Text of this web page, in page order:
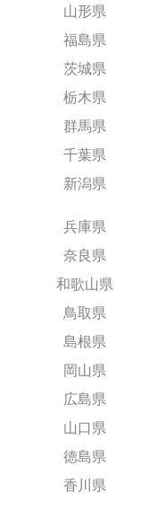
山形県
福島県
茨城県
栃木県
群馬県
千葉県
新潟県
兵庫県
奈良県
和歌山県
鳥取県
島根県
岡山県
広島県
山口県
徳島県
香川県